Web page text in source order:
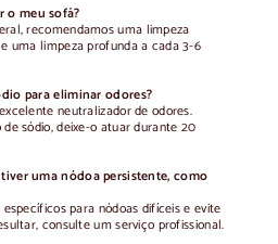
o meu sofá?
recomendamos uma limpeza
uma limpeza profunda a cada 3-6
para eliminar odores?
neutralizador de odores.
sódio, deixe-o atuar durante 20
uma nódoa persistente, como
para nódoas difíceis e evite
consulte um serviço profissional.